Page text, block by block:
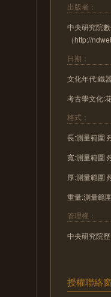
出版者：
中央研究院
（http://
日期：
文化年代:鐵
考古學文化:
格式：
長:測量範圍
寬:測量範圍
厚:測量範圍
重量:測量範
管理權：
中央研究院
授權聯絡